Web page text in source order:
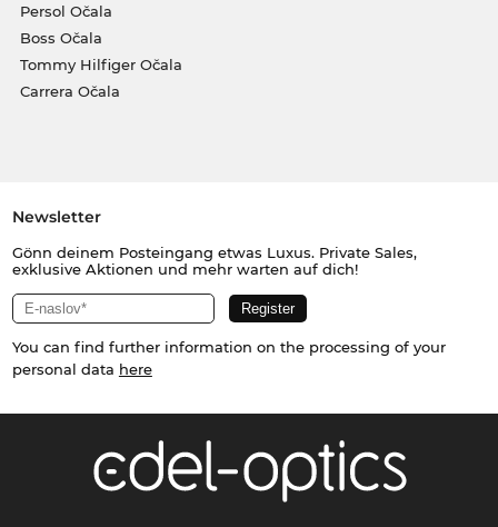
Persol Očala
Boss Očala
Tommy Hilfiger Očala
Carrera Očala
Newsletter
Gönn deinem Posteingang etwas Luxus. Private Sales,
exklusive Aktionen und mehr warten auf dich!
You can find further information on the processing of your
personal data here